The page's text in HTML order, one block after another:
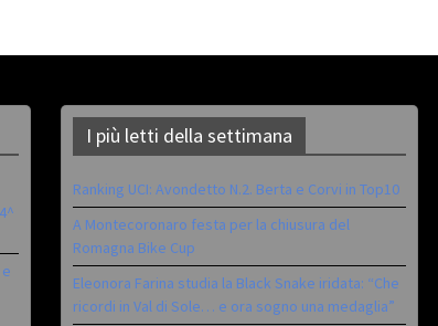
I più letti della settimana
Ranking UCI: Avondetto N.2. Berta e Corvi in Top10
A Montecoronaro festa per la chiusura del
Romagna Bike Cup
Eleonora Farina studia la Black Snake iridata: “Che
ricordi in Val di Sole… e ora sogno una medaglia”